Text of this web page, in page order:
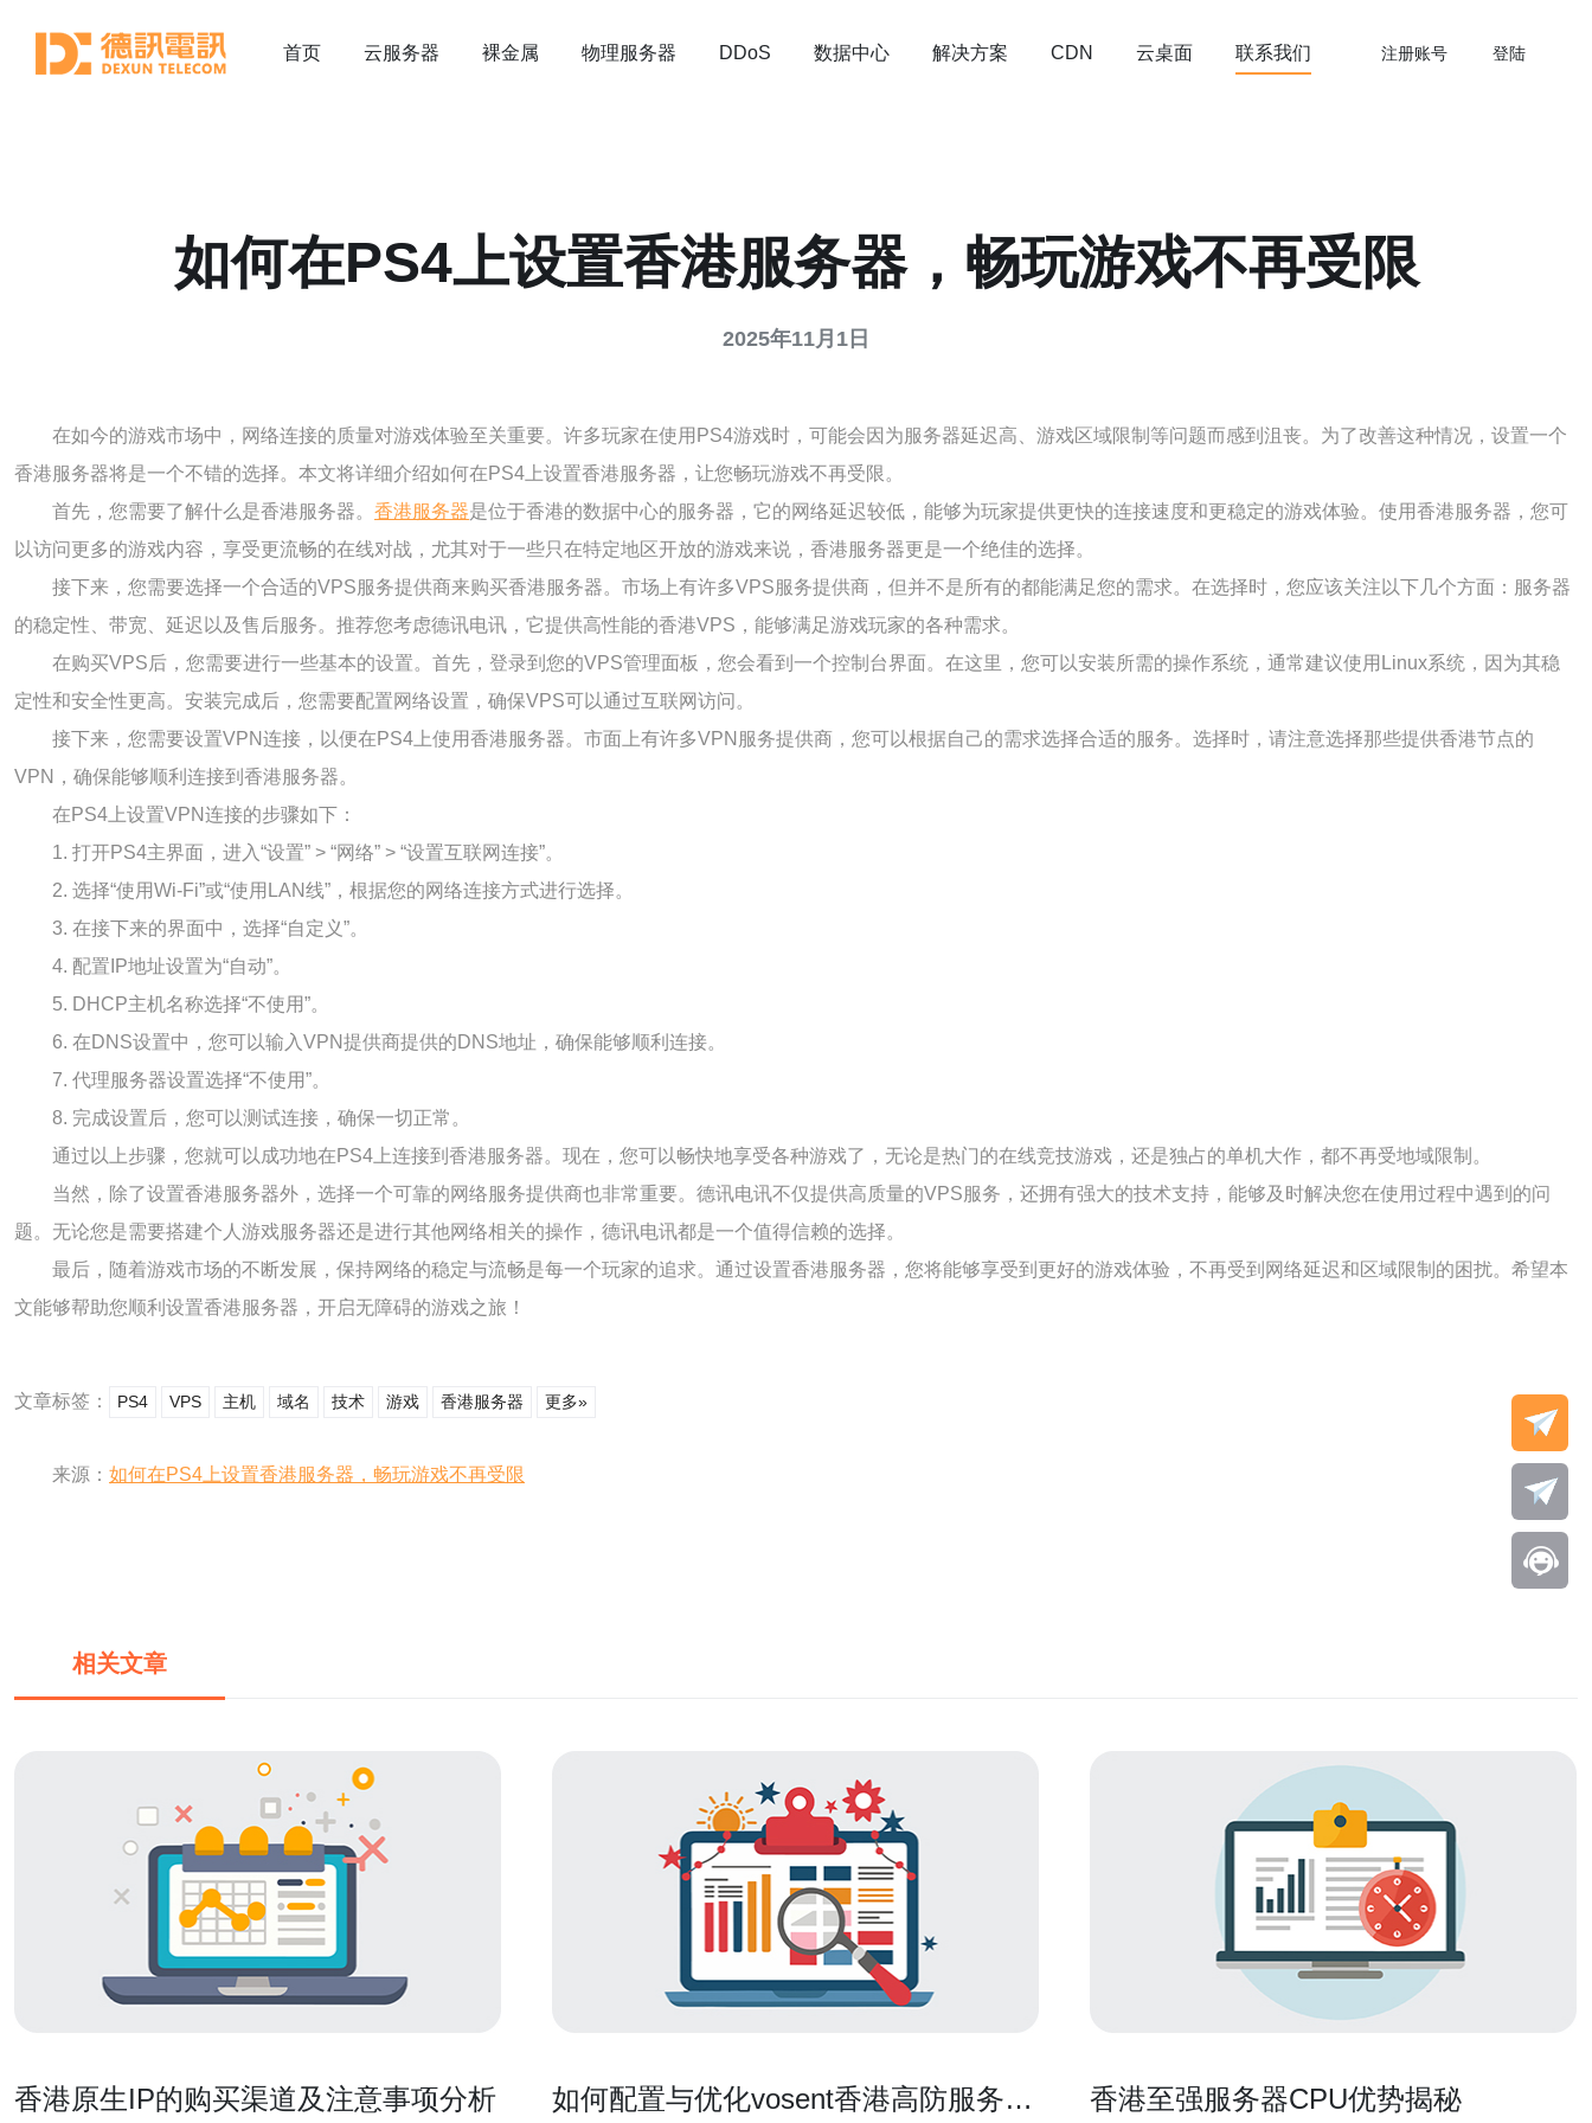
首页 云服务器 裸金属 物理服务器 DDoS 数据中心 解决方案 CDN 云桌面 联系我们 注册账号 登陆
如何在PS4上设置香港服务器，畅玩游戏不再受限
2025年11月1日
在如今的游戏市场中，网络连接的质量对游戏体验至关重要。许多玩家在使用PS4游戏时，可能会因为服务器延迟高、游戏区域限制等问题而感到沮丧。为了改善这种情况，设置一个
香港服务器将是一个不错的选择。本文将详细介绍如何在PS4上设置香港服务器，让您畅玩游戏不再受限。
首先，您需要了解什么是香港服务器。 香港服务器是位于香港的数据中心的服务器，它的网络延迟较低，能够为玩家提供更快的连接速度和更稳定的游戏体验。使用香港服务器，您可
以访问更多的游戏内容，享受更流畅的在线对战，尤其对于一些只在特定地区开放的游戏来说，香港服务器更是一个绝佳的选择。
接下来，您需要选择一个合适的VPS服务提供商来购买香港服务器。市场上有许多VPS服务提供商，但并不是所有的都能满足您的需求。在选择时，您应该关注以下几个方面：服务器
的稳定性、带宽、延迟以及售后服务。推荐您考虑德讯电讯，它提供高性能的香港VPS，能够满足游戏玩家的各种需求。
在购买VPS后，您需要进行一些基本的设置。首先，登录到您的VPS管理面板，您会看到一个控制台界面。在这里，您可以安装所需的操作系统，通常建议使用Linux系统，因为其稳
定性和安全性更高。安装完成后，您需要配置网络设置，确保VPS可以通过互联网访问。
接下来，您需要设置VPN连接，以便在PS4上使用香港服务器。市面上有许多VPN服务提供商，您可以根据自己的需求选择合适的服务。选择时，请注意选择那些提供香港节点的
VPN，确保能够顺利连接到香港服务器。
在PS4上设置VPN连接的步骤如下：
1. 打开PS4主界面，进入“设置” > “网络” > “设置互联网连接”。
2. 选择“使用Wi-Fi”或“使用LAN线”，根据您的网络连接方式进行选择。
3. 在接下来的界面中，选择“自定义”。
4. 配置IP地址设置为“自动”。
5. DHCP主机名称选择“不使用”。
6. 在DNS设置中，您可以输入VPN提供商提供的DNS地址，确保能够顺利连接。
7. 代理服务器设置选择“不使用”。
8. 完成设置后，您可以测试连接，确保一切正常。
通过以上步骤，您就可以成功地在PS4上连接到香港服务器。现在，您可以畅快地享受各种游戏了，无论是热门的在线竞技游戏，还是独占的单机大作，都不再受地域限制。
当然，除了设置香港服务器外，选择一个可靠的网络服务提供商也非常重要。德讯电讯不仅提供高质量的VPS服务，还拥有强大的技术支持，能够及时解决您在使用过程中遇到的问
题。无论您是需要搭建个人游戏服务器还是进行其他网络相关的操作，德讯电讯都是一个值得信赖的选择。
最后，随着游戏市场的不断发展，保持网络的稳定与流畅是每一个玩家的追求。通过设置香港服务器，您将能够享受到更好的游戏体验，不再受到网络延迟和区域限制的困扰。希望本
文能够帮助您顺利设置香港服务器，开启无障碍的游戏之旅！
文章标签： PS4 VPS 主机 域名 技术 游戏 香港服务器 更多»
来源： 如何在PS4上设置香港服务器，畅玩游戏不再受限
相关文章
香港原生IP的购买渠道及注意事项分析
如何配置与优化vosent香港高防服务器
香港至强服务器CPU优势揭秘